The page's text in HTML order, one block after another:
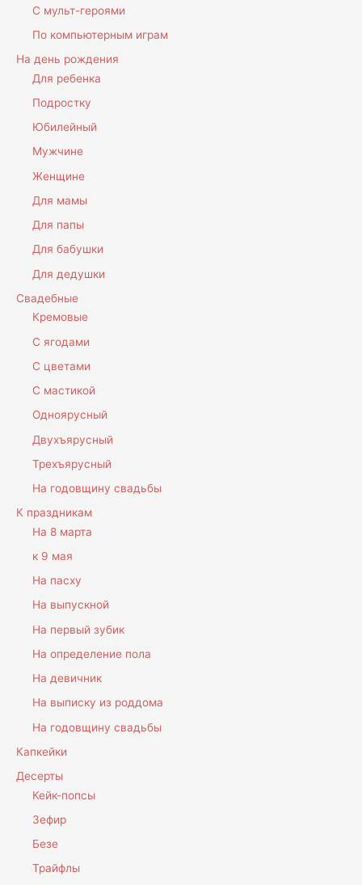
С мульт-героями
По компьютерным играм
На день рождения
Для ребенка
Подростку
Юбилейный
Мужчине
Женщине
Для мамы
Для папы
Для бабушки
Для дедушки
Свадебные
Кремовые
С ягодами
С цветами
С мастикой
Одноярусный
Двухъярусный
Трехъярусный
На годовщину свадьбы
К праздникам
На 8 марта
к 9 мая
На пасху
На выпускной
На первый зубик
На определение пола
На девичник
На выписку из роддома
На годовщину свадьбы
Капкейки
Десерты
Кейк-попсы
Зефир
Безе
Трайфлы